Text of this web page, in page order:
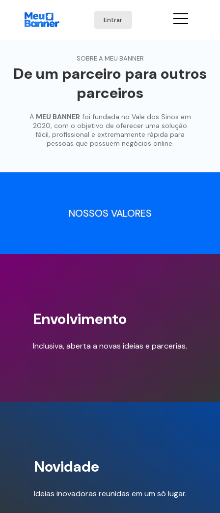
Entrar
SOBRE A MEU BANNER
De um parceiro para outros
parceiros
A MEU BANNER foi fundada no Vale dos Sinos em
2020, com o objetivo de oferecer uma solução
fácil, profissional e extremamente rápida para
pessoas que possuem negócios online.
NOSSOS VALORES
Envolvimento
Inclusiva, aberta a novas ideias e parcerias.
Novidade
Ideias inovadoras reunidas em um só lugar.